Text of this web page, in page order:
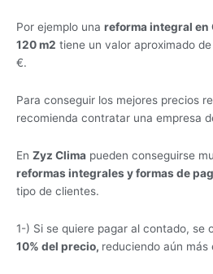
Por ejemplo una reforma integral en
120 m2 tiene un valor aproximado
€.
Para conseguir los mejores precios
recomienda contratar una empresa
En Zyz Clima pueden conseguirse
reformas integrales y formas de
tipo de clientes.
1-) Si se quiere pagar al contado, se
10% del precio, reduciendo aún más